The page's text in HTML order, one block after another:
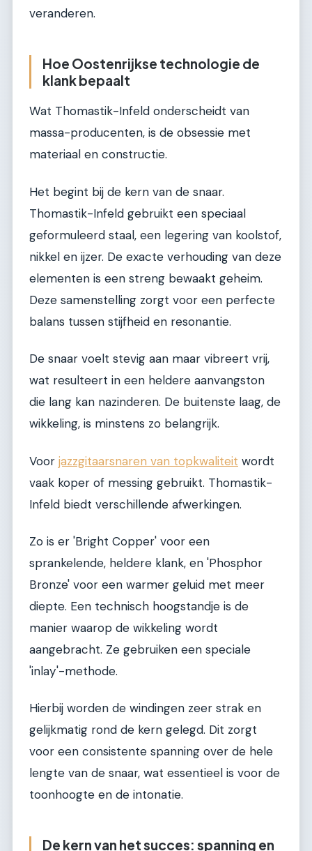
veranderen.
Hoe Oostenrijkse technologie de
klank bepaalt
Wat Thomastik-Infeld onderscheidt van
massa-producenten, is de obsessie met
materiaal en constructie.
Het begint bij de kern van de snaar.
Thomastik-Infeld gebruikt een speciaal
geformuleerd staal, een legering van koolstof,
nikkel en ijzer. De exacte verhouding van deze
elementen is een streng bewaakt geheim.
Deze samenstelling zorgt voor een perfecte
balans tussen stijfheid en resonantie.
De snaar voelt stevig aan maar vibreert vrij,
wat resulteert in een heldere aanvangston
die lang kan nazinderen. De buitenste laag, de
wikkeling, is minstens zo belangrijk.
Voor jazzgitaarsnaren van topkwaliteit wordt
vaak koper of messing gebruikt. Thomastik-
Infeld biedt verschillende afwerkingen.
Zo is er 'Bright Copper' voor een
sprankelende, heldere klank, en 'Phosphor
Bronze' voor een warmer geluid met meer
diepte. Een technisch hoogstandje is de
manier waarop de wikkeling wordt
aangebracht. Ze gebruiken een speciale
'inlay'-methode.
Hierbij worden de windingen zeer strak en
gelijkmatig rond de kern gelegd. Dit zorgt
voor een consistente spanning over de hele
lengte van de snaar, wat essentieel is voor de
toonhoogte en de intonatie.
De kern van het succes: spanning en